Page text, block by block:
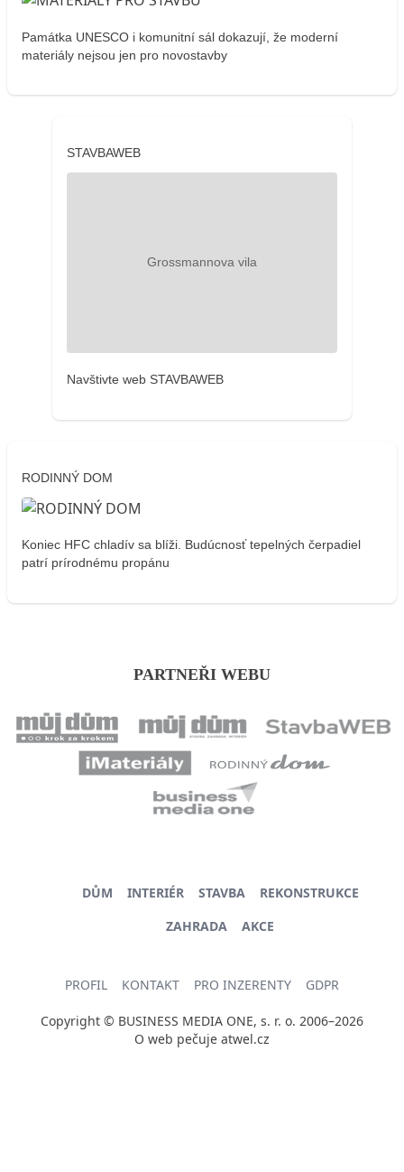
Památka UNESCO i komunitní sál dokazují, že moderní
materiály nejsou jen pro novostavby
STAVBAWEB
Navštivte web STAVBAWEB
RODINNÝ DOM
Koniec HFC chladív sa blíži. Budúcnosť tepelných čerpadiel
patrí prírodnému propánu
PARTNEŘI WEBU
DŮM INTERIÉR STAVBA
REKONSTRUKCE
ZAHRADA
AKCE
PROFIL KONTAKT PRO INZERENTY GDPR
Copyright © BUSINESS MEDIA ONE, s. r. o. 2006–2026